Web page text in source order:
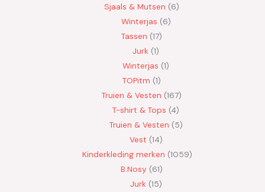
Sjaals & Mutsen 6
Winterjas 6
Tassen 17
Jurk 1
Winterjas 1
TOPitm 1
Truien & Vesten 167
T-shirt & Tops 4
Truien & Vesten 5
Vest 14
Kinderkleding merken 1059
B.Nosy 61
Jurk 15